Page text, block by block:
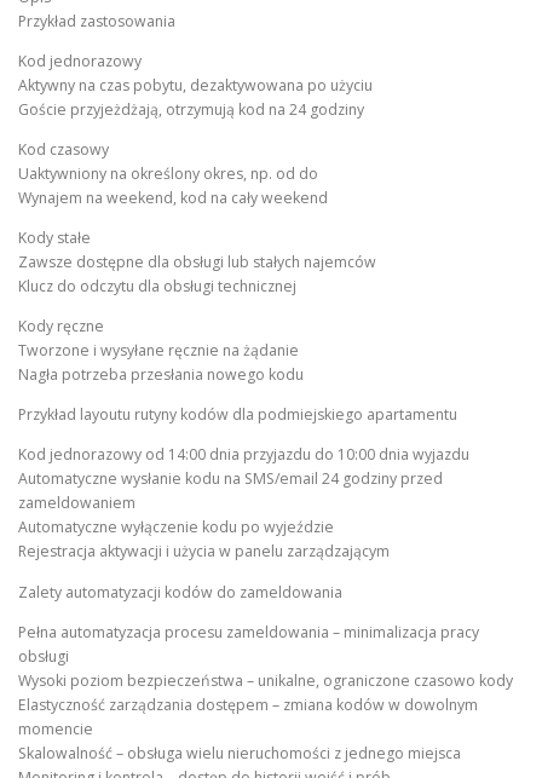
Przykład zastosowania
Kod jednorazowy
Aktywny na czas pobytu, dezaktywowana po użyciu
Goście przyjeżdżają, otrzymują kod na 24 godziny
Kod czasowy
Uaktywniony na określony okres, np. od do
Wynajem na weekend, kod na cały weekend
Kody stałe
Zawsze dostępne dla obsługi lub stałych najemców
Klucz do odczytu dla obsługi technicznej
Kody ręczne
Tworzone i wysyłane ręcznie na żądanie
Nagła potrzeba przesłania nowego kodu
Przykład layoutu rutyny kodów dla podmiejskiego apartamentu
Kod jednorazowy od 14:00 dnia przyjazdu do 10:00 dnia wyjazdu
Automatyczne wysłanie kodu na SMS/email 24 godziny przed
zameldowaniem
Automatyczne wyłączenie kodu po wyjeździe
Rejestracja aktywacji i użycia w panelu zarządzającym
Zalety automatyzacji kodów do zameldowania
Pełna automatyzacja procesu zameldowania – minimalizacja pracy
obsługi
Wysoki poziom bezpieczeństwa – unikalne, ograniczone czasowo kody
Elastyczność zarządzania dostępem – zmiana kodów w dowolnym
momencie
Skalowalność – obsługa wielu nieruchomości z jednego miejsca